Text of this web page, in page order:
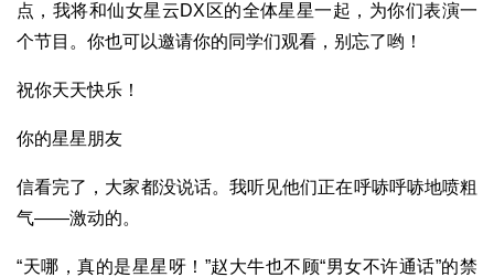
点，我将和仙女星云DX区的全体星星一起，为你们表演一
个节目。你也可以邀请你的同学们观看，别忘了哟！
祝你天天快乐！
你的星星朋友
信看完了，大家都没说话。我听见他们正在呼哧呼哧地喷粗
气——激动的。
“天哪，真的是星星呀！”赵大牛也不顾“男女不许通话”的禁